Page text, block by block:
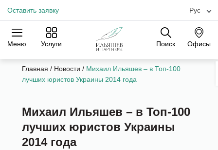
Оставить заявку Рус
Меню Услуги Поиск Офисы
Практики Отрасли
Офисы
Главная / Новости / Михаил Ильяшев – в Топ-100
лучших юристов Украины 2014 года
Михаил Ильяшев – в Топ-100
лучших юристов Украины
2014 года